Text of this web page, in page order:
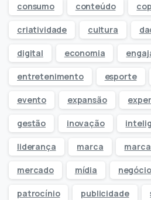
consumo conteúdo
criatividade cultura
digital economia
entretenimento esporte
evento expansão
gestão inovação
liderança marca
mercado mídia
patrocínio publicidade